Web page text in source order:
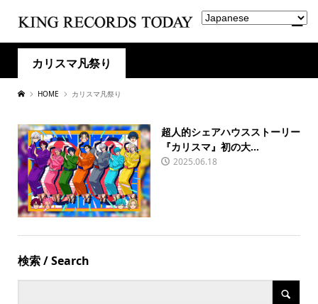
カリスマ凡祭り
HOME カリスマ凡祭り
超人的シェアハウスストーリー
『カリスマ』初の大...
2025.06.18
検索 / Search